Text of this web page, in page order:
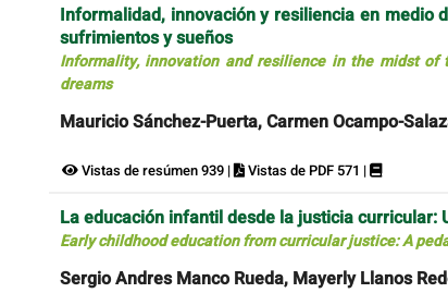
Informalidad, innovación y resiliencia en medio
sufrimientos y sueños
Informality, innovation and resilience in the midst
dreams
Mauricio Sánchez-Puerta, Carmen Ocampo-
Vistas de resúmen 939 | Vistas de PDF 571 |
La educación infantil desde la justicia
Early childhood education from curricular justice: A
Sergio Andres Manco Rueda, Mayerly Llanos